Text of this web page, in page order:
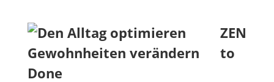
ZEN
to
Done